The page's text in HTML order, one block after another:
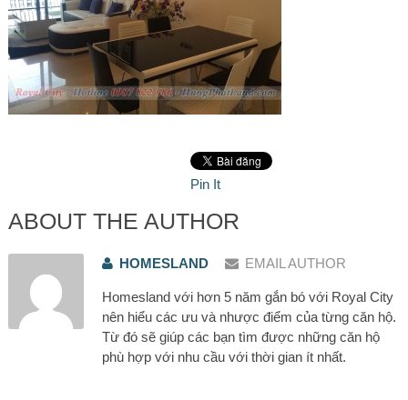
Pin It
ABOUT THE AUTHOR
HOMESLAND EMAIL AUTHOR
Homesland với hơn 5 năm gắn bó với Royal City
nên hiểu các ưu và nhược điểm của từng căn hộ.
Từ đó sẽ giúp các bạn tìm được những căn hộ
phù hợp với nhu cầu với thời gian ít nhất.